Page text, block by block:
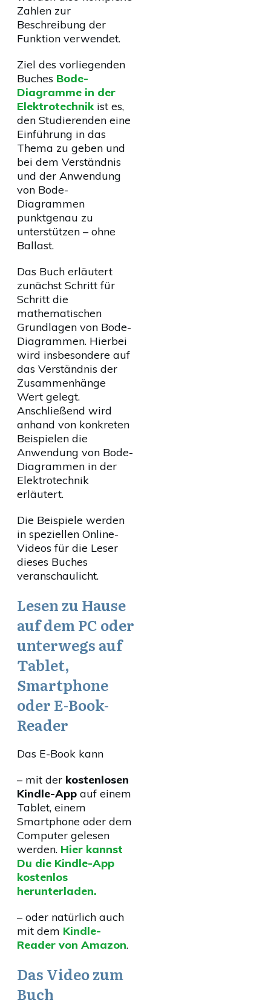
Zahlen zur
Beschreibung der
Funktion verwendet.
Ziel des vorliegenden
Buches Bode-
Diagramme in der
Elektrotechnikist es,
den Studierenden eine
Einführung in das
Thema zu geben und
bei dem Verständnis
und der Anwendung
von Bode-
Diagrammen
punktgenau zu
unterstützen – ohne
Ballast.
Das Buch erläutert
zunächst Schritt für
Schritt die
mathematischen
Grundlagen von Bode-
Diagrammen. Hierbei
wird insbesondere auf
das Verständnis der
Zusammenhänge
Wert gelegt.
Anschließend wird
anhand von konkreten
Beispielen die
Anwendung von Bode-
Diagrammen in der
Elektrotechnik
erläutert.
Die Beispiele werden
in speziellen Online-
Videos für die Leser
dieses Buches
veranschaulicht.
Lesen zu Hause
auf dem PC oder
unterwegs auf
Tablet,
Smartphone
oder E-Book-
Reader
Das E-Book kann
– mit der kostenlosen
Kindle-App auf einem
Tablet, einem
Smartphone oder dem
Computer gelesen
werden. Hier kannst
Du die Kindle-App
kostenlos
herunterladen.
– oder natürlich auch
mit dem Kindle-
Reader von Amazon.
Das Video zum
Buch